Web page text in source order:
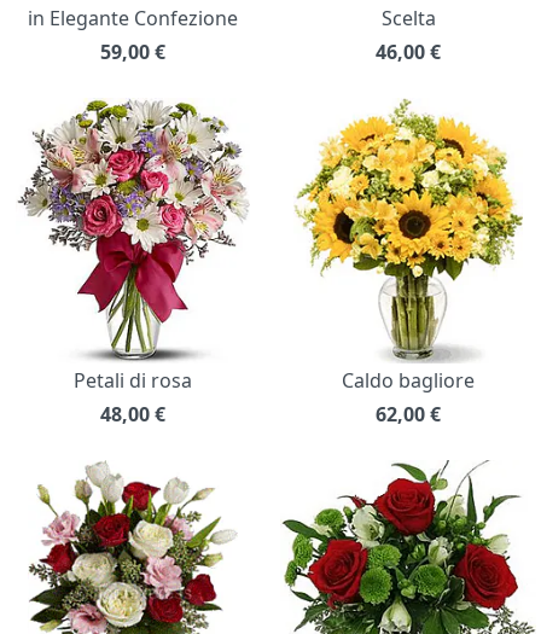
in Elegante Confezione
59,00€
Scelta
46,00€
Petali di rosa
48,00€
Caldo bagliore
62,00€